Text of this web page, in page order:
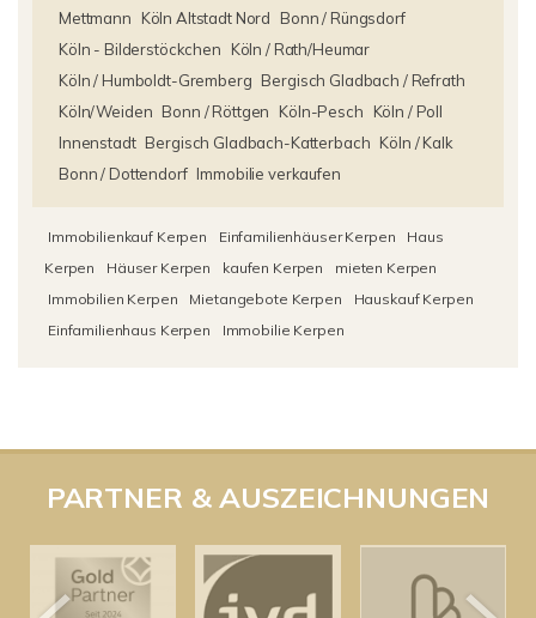
Mettmann
Köln Altstadt Nord
Bonn / Rüngsdorf
Köln - Bilderstöckchen
Köln / Rath/Heumar
Köln / Humboldt-Gremberg Bergisch Gladbach / Refrath
Köln/Weiden Bonn / Röttgen Köln-Pesch
Köln / Poll
Innenstadt Bergisch Gladbach-Katterbach Köln / Kalk
Bonn / Dottendorf Immobilie verkaufen
Immobilienkauf Kerpen Einfamilienhäuser Kerpen
Haus
Kerpen
Häuser Kerpen kaufen Kerpen
mieten Kerpen
Immobilien Kerpen
Mietangebote Kerpen
Hauskauf Kerpen
Einfamilienhaus Kerpen
Immobilie Kerpen
PARTNER & AUSZEICHNUNGEN